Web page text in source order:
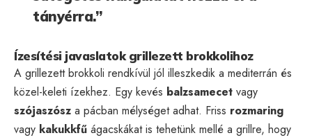
tányérra.”
Ízesítési javaslatok grillezett brokkolihoz
A grillezett brokkoli rendkívül jól illeszkedik a mediterrán és
közel-keleti ízekhez. Egy kevés balzsamecet vagy
szójaszósz a pácban mélységet adhat. Friss rozmaring
vagy kakukkfű ágacskákat is tehetünk mellé a grillre, hogy